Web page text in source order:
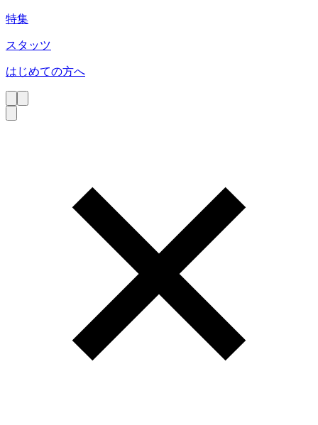
特集
スタッツ
はじめての方へ